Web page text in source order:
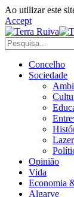
Ao utilizar este
Accept
Concelho
Sociedade
Lazer
Opinião
Vida
Economia
Algarve